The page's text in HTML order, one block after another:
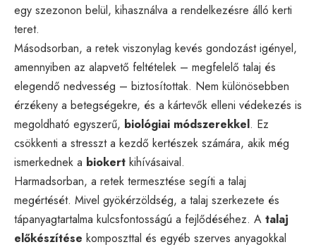
egy szezonon belül, kihasználva a rendelkezésre álló kerti
teret.
Másodsorban, a retek viszonylag kevés gondozást igényel,
amennyiben az alapvető feltételek – megfelelő talaj és
elegendő nedvesség – biztosítottak. Nem különösebben
érzékeny a betegségekre, és a kártevők elleni védekezés is
megoldható egyszerű, biológiai módszerekkel. Ez
csökkenti a stresszt a kezdő kertészek számára, akik még
ismerkednek a biokert kihívásaival.
Harmadsorban, a retek termesztése segíti a talaj
megértését. Mivel gyökérzöldség, a talaj szerkezete és
tápanyagtartalma kulcsfontosságú a fejlődéséhez. A talaj
előkészítése komposzttal és egyéb szerves anyagokkal